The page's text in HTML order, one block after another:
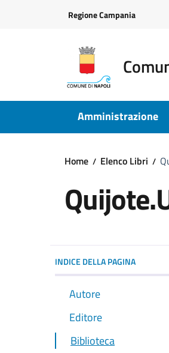
Regione Campania
Amministrazione
Home Elenco Libri
INDICE DELLA PAGINA
Autore
Editore
Biblioteca